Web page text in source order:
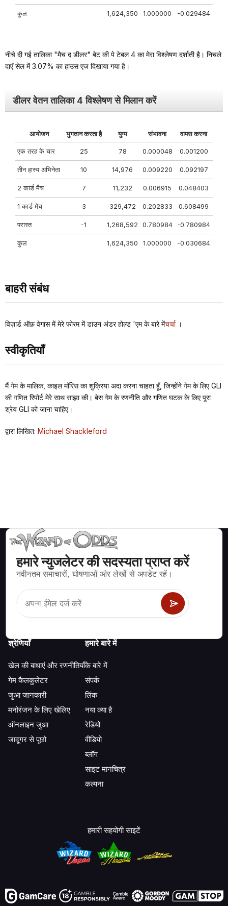
कुल 1,624,350 1.000000 -0.029484
नीचे दी गई तालिका "मैच द डीलर" बेट की पे टेबल 4 का मेरा विश्लेषण दर्शाती है। निचले
दाएँ सेल में 3.07% का हाउस एज दिखाया गया है।
डीलर वेतन तालिका 4 विश्लेषण से मिलान करें
आयोजन भुगतान करता है युग्म संभावना वापस करना
एक तरह के चार 25 78 0.000048 0.001200
तीन हास्य अभिनेता 10 14,976 0.009220 0.092197
2 कार्ड मैच 7 11,232 0.006915 0.048403
1 कार्ड मैच 3 329,472 0.202833 0.608499
परास्त -1 1,268,592 0.780984 -0.780984
कुल 1,624,350 1.000000 -0.030684
बाहरी संबंध
विज़ार्ड ऑफ़ वेगास में मेरे फोरम में डाउन अंडर होल्ड 'एम के बारे मेंचर्चा।
स्वीकृतियाँ
मैं गेम के मालिक, काइल मॉरिस का शुक्रिया अदा करना चाहता हूँ, जिन्होंने गेम के लिए GLI
की गणित रिपोर्ट मेरे साथ साझा की। बेस गेम के रणनीति और गणित घटक के लिए पूरा
श्रेय GLI को जाना चाहिए।
द्वारा लिखित: Michael Shackleford
हमारे न्युजलेटर की सदस्यता प्राप्त करें
नवीनतम समाचारों, घोषणाओं और लेखों से अपडेट रहें।
ब्लैकजैक, क्रेप्स, रूलेट और अन्य सैकड़ों कैसीनो खेलों के लिए गणितीय रूप से सही
श्रेणियाँ
खेल की बाधाएं और रणनीतियाँ
गेम कैलकुलेटर
जुआ जानकारी
मनोरंजन के लिए खेलिए
ऑनलाइन जुआ
जादूगर से पूछो
हमारे बारे में
के बारे में
संपर्क
लिंक
नया क्या है
रेडियो
वीडियो
ब्लॉग
साइट मानचित्र
कल्पना
हमारी सहयोगी साइटें